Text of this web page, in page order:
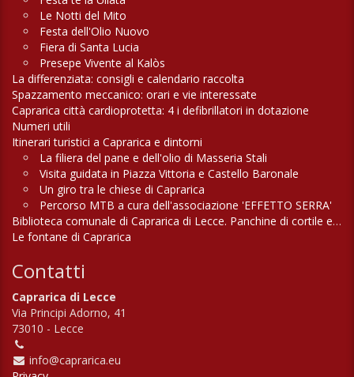
Le Notti del Mito
Festa dell'Olio Nuovo
Fiera di Santa Lucia
Presepe Vivente al Kalòs
La differenziata: consigli e calendario raccolta
Spazzamento meccanico: orari e vie interessate
Caprarica città cardioprotetta: 4 i defibrillatori in dotazione
Numeri utili
Itinerari turistici a Caprarica e dintorni
La filiera del pane e dell'olio di Masseria Stali
Visita guidata in Piazza Vittoria e Castello Baronale
Un giro tra le chiese di Caprarica
Percorso MTB a cura dell'associazione 'EFFETTO SERRA'
Biblioteca comunale di Caprarica di Lecce. Panchine di cortile e di campagna
Le fontane di Caprarica
Contatti
Caprarica di Lecce
Via Principi Adorno, 41
73010 - Lecce
info@caprarica.eu